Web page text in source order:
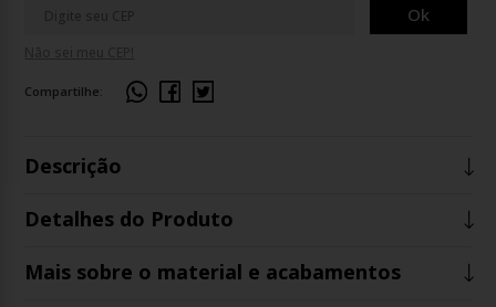
Ok
Compartilhe:
Descrição
Detalhes do Produto
Mais sobre o material e acabamentos